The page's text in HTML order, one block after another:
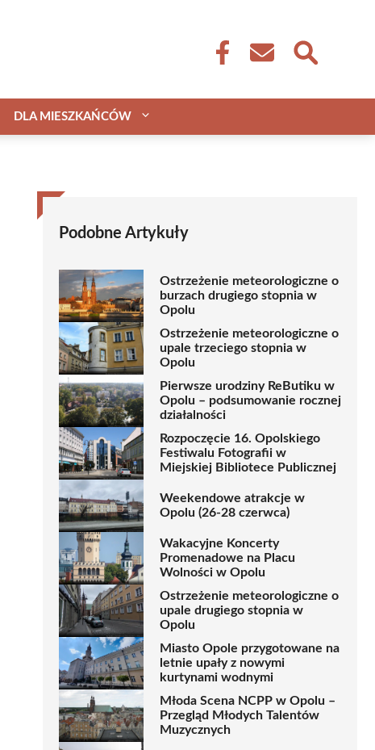
DLA MIESZKAŃCÓW
Podobne Artykuły
Ostrzeżenie meteorologiczne o
burzach drugiego stopnia w
Opolu
Ostrzeżenie meteorologiczne o
upale trzeciego stopnia w
Opolu
Pierwsze urodziny ReButiku w
Opolu – podsumowanie rocznej
działalności
Rozpoczęcie 16. Opolskiego
Festiwalu Fotografii w
Miejskiej Bibliotece Publicznej
Weekendowe atrakcje w
Opolu (26-28 czerwca)
Wakacyjne Koncerty
Promenadowe na Placu
Wolności w Opolu
Ostrzeżenie meteorologiczne o
upale drugiego stopnia w
Opolu
Miasto Opole przygotowane na
letnie upały z nowymi
kurtynami wodnymi
Młoda Scena NCPP w Opolu –
Przegląd Młodych Talentów
Muzycznych